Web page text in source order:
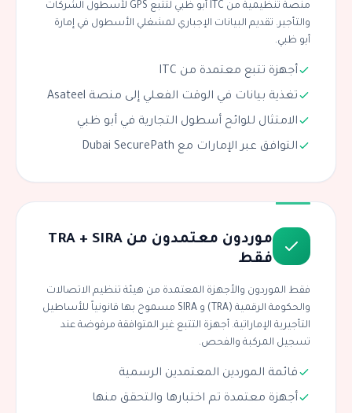
منصة تنظيمية من ITC أبو ظبي لتتبع GPS لأسطول الشركات
والتأجير. تقديم البيانات الإجباري لمشغلي الأسطول في إمارة
أبو ظبي.
أجهزة تتبع معتمدة من ITC
تغذية بيانات في الوقت الفعلي إلى منصة Asateel
الامتثال للوائح أسطول التجارية في أبو ظبي
التوافق عبر الإمارات مع Dubai SecurePath
موردون معتمدون من TRA + SIRA
فقط
فقط الموردون والأجهزة المعتمدة من هيئة تنظيم الاتصالات
والحكومة الرقمية (TRA) و SIRA مسموح بها قانونياً للأساطيل
التأجيرية الإماراتية. أجهزة التتبع غير المتوافقة مرفوضة عند
تسجيل المركبة والفحص.
قائمة الموردين المعتمدين الرسمية
أجهزة معتمدة تم اختبارها والتحقق منها